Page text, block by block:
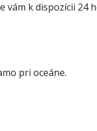
vám k dispozícii
pri oceáne.